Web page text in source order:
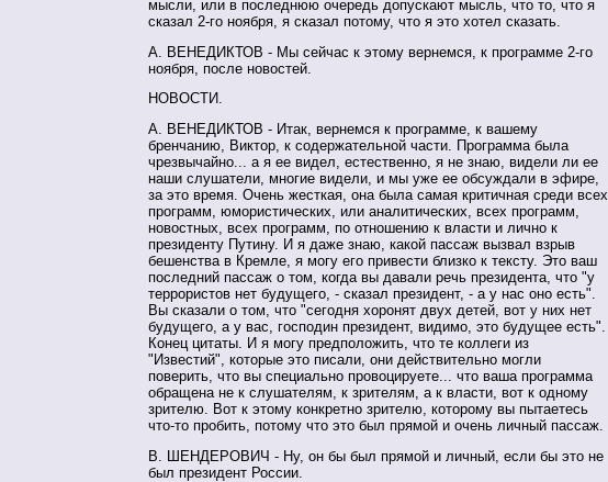
мысли, или в последнюю очередь допускают мысль, что то, что я
сказал 2-го ноября, я сказал потому, что я это хотел сказать.
А. ВЕНЕДИКТОВ - Мы сейчас к этому вернемся, к программе 2-го
ноября, после новостей.
НОВОСТИ.
А. ВЕНЕДИКТОВ - Итак, вернемся к программе, к вашему
бренчанию, Виктор, к содержательной части. Программа была
чрезвычайно... а я ее видел, естественно, я не знаю, видели ли ее
наши слушатели, многие видели, и мы уже ее обсуждали в эфире,
за это время. Очень жесткая, она была самая критичная среди всех
программ, юмористических, или аналитических, всех программ,
новостных, всех программ, по отношению к власти и лично к
президенту Путину. И я даже знаю, какой пассаж вызвал взрыв
бешенства в Кремле, я могу его привести близко к тексту. Это ваш
последний пассаж о том, когда вы давали речь президента, что "у
террористов нет будущего, - сказал президент, - а у нас оно есть".
Вы сказали о том, что "сегодня хоронят двух детей, вот у них нет
будущего, а у вас, господин президент, видимо, это будущее есть".
Конец цитаты. И я могу предположить, что те коллеги из
"Известий", которые это писали, они действительно могли
поверить, что вы специально провоцируете... что ваша программа
обращена не к слушателям, к зрителям, а к власти, вот к одному
зрителю. Вот к этому конкретно зрителю, которому вы пытаетесь
что-то пробить, потому что это был прямой и очень личный пассаж.
В. ШЕНДЕРОВИЧ - Ну, он бы был прямой и личный, если бы это не
был президент России.